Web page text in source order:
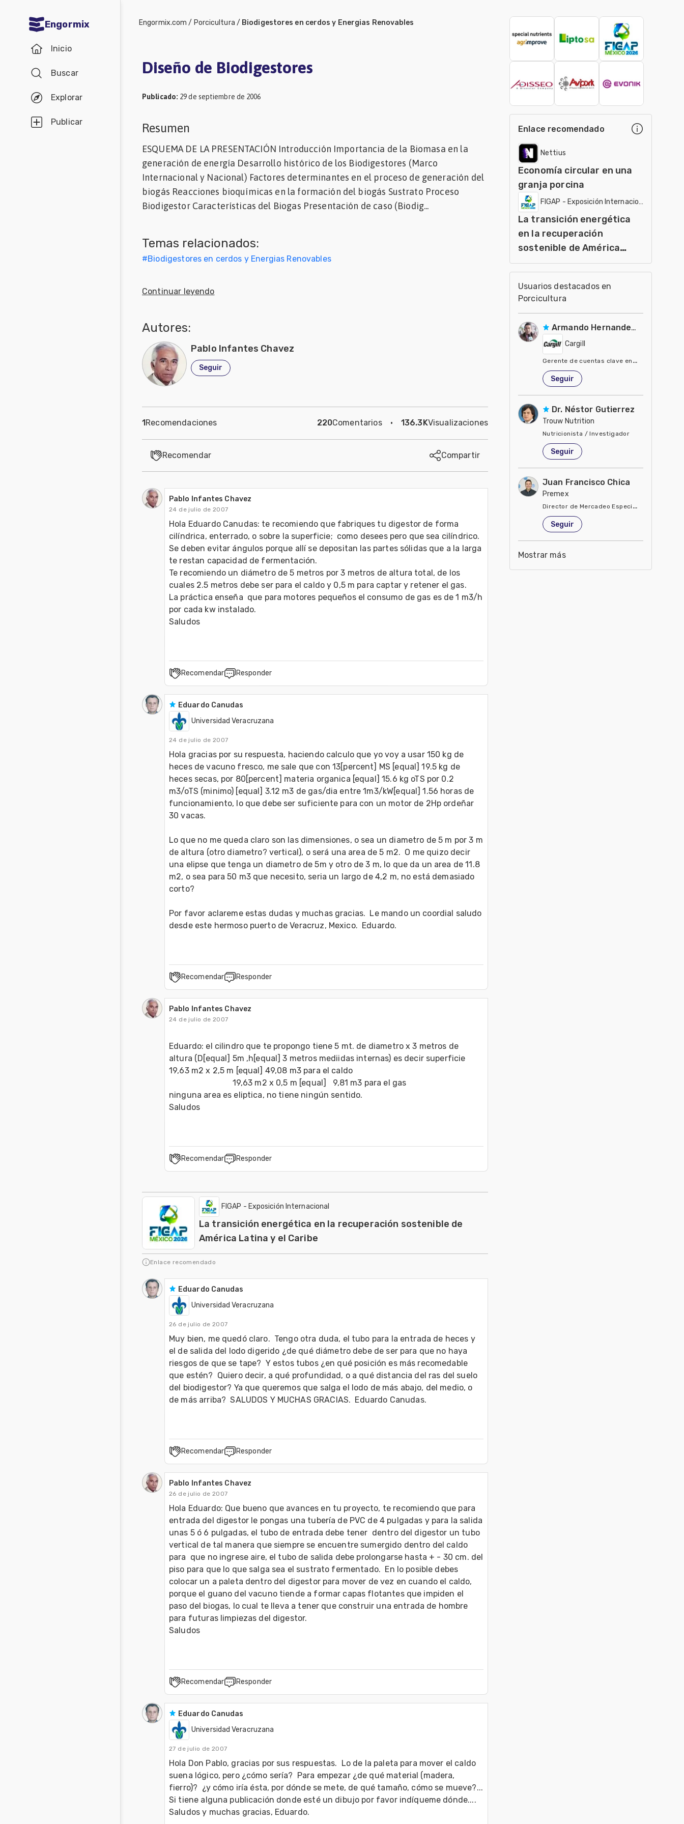
Engormix
Inicio
Buscar
Explorar
Publicar
Agricultura
Balanceados
Avicultura
Ganadería
Lechería
Micotoxinas
Mascotas
Engormix.com / Porcicultura / Biodigestores en cerdos y Energias Renovables
Diseño de Biodigestores
Publicado: 29 de septiembre de 2006
Resumen
ESQUEMA DE LA PRESENTACIÓN Introducción Importancia de la Biomasa en la
generación de energía Desarrollo histórico de los Biodigestores (Marco
Internacional y Nacional) Factores determinantes en el proceso de generación del
biogás Reacciones bioquímicas en la formación del biogás Sustrato Proceso
Biodigestor Características del Biogas Presentación de caso (Biodig...
Temas relacionados:
#Biodigestores en cerdos y Energias Renovables
Continuar leyendo
Autores:
Pablo Infantes Chavez
Seguir
1 Recomendaciones 220Comentarios · 136.3KVisualizaciones
Recomendar Compartir
Pablo Infantes Chavez
24 de julio de 2007
Hola Eduardo Canudas: te recomiendo que fabriques tu digestor de forma
cilíndrica, enterrado, o sobre la superficie;  como desees pero que sea cilíndrico.
Se deben evitar ángulos porque allí se depositan las partes sólidas que a la larga
te restan capacidad de fermentación.
Te recomiendo un diámetro de 5 metros por 3 metros de altura total, de los
cuales 2.5 metros debe ser para el caldo y 0,5 m para captar y retener el gas.
La práctica enseña  que para motores pequeños el consumo de gas es de 1 m3/h
por cada kw instalado.
Saludos
Recomendar Responder
Eduardo Canudas
Universidad Veracruzana
24 de julio de 2007
Hola gracias por su respuesta, haciendo calculo que yo voy a usar 150 kg de
heces de vacuno fresco, me sale que con 13[percent] MS [equal] 19.5 kg de
heces secas, por 80[percent] materia organica [equal] 15.6 kg oTS por 0.2
m3/oTS (minimo) [equal] 3.12 m3 de gas/dia entre 1m3/kW[equal] 1.56 horas de
funcionamiento, lo que debe ser suficiente para con un motor de 2Hp ordeñar
30 vacas.
Lo que no me queda claro son las dimensiones, o sea un diametro de 5 m por 3 m
de altura (otro diametro? vertical), o será una area de 5 m2.  O me quizo decir
una elipse que tenga un diametro de 5m y otro de 3 m, lo que da un area de 11.8
m2, o sea para 50 m3 que necesito, seria un largo de 4,2 m, no está demasiado
corto?
Por favor aclareme estas dudas y muchas gracias.  Le mando un coordial saludo
desde este hermoso puerto de Veracruz, Mexico.  Eduardo.
Recomendar Responder
Pablo Infantes Chavez
24 de julio de 2007
Eduardo: el cilindro que te propongo tiene 5 mt. de diametro x 3 metros de
altura (D[equal] 5m ,h[equal] 3 metros mediidas internas) es decir superficie
19,63 m2 x 2,5 m [equal] 49,08 m3 para el caldo
ninguna area es eliptica, no tiene ningún sentido.
Recomendar Responder
FIGAP - Exposición Internacional
La transición energética en la recuperación sostenible de
América Latina y el Caribe
Enlace recomendado
Eduardo Canudas
Universidad Veracruzana
26 de julio de 2007
Muy bien, me quedó claro.  Tengo otra duda, el tubo para la entrada de heces y
el de salida del lodo digerido ¿de qué diámetro debe de ser para que no haya
riesgos de que se tape?  Y estos tubos ¿en qué posición es más recomedable
que estén?  Quiero decir, a qué profundidad, o a qué distancia del ras del suelo
del biodigestor? Ya que queremos que salga el lodo de más abajo, del medio, o
de más arriba?  SALUDOS Y MUCHAS GRACIAS.  Eduardo Canudas.
Recomendar Responder
Pablo Infantes Chavez
26 de julio de 2007
Hola Eduardo: Que bueno que avances en tu proyecto, te recomiendo que para
entrada del digestor le pongas una tubería de PVC de 4 pulgadas y para la salida
unas 5 ó 6 pulgadas, el tubo de entrada debe tener  dentro del digestor un tubo
vertical de tal manera que siempre se encuentre sumergido dentro del caldo
para  que no ingrese aire, el tubo de salida debe prolongarse hasta + - 30 cm. del
piso para que lo que salga sea el sustrato fermentado.  En lo posible debes
colocar un a paleta dentro del digestor para mover de vez en cuando el caldo,
porque el guano del vacuno tiende a formar capas flotantes que impiden el
paso del biogas, lo cual te lleva a tener que construir una entrada de hombre
para futuras limpiezas del digestor.
Saludos
Recomendar Responder
Eduardo Canudas
Universidad Veracruzana
27 de julio de 2007
Hola Don Pablo, gracias por sus respuestas.  Lo de la paleta para mover el caldo
suena lógico, pero ¿cómo sería?  Para empezar ¿de qué material (madera,
fierro)?  ¿y cómo iría ésta, por dónde se mete, de qué tamaño, cómo se mueve?...
Si tiene alguna publicación donde esté un dibujo por favor indíqueme dónde....
Saludos y muchas gracias, Eduardo.
Enlace recomendado
Nettius
Economía circular en una
granja porcina
FIGAP - Exposición Internacional
La transición energética
en la recuperación
sostenible de América
Latina y el Caribe
Usuarios destacados en
Porcicultura
Armando Hernandez Silva
Cargill
Gerente de cuentas clave en Cargill
Estados Unidos de América
Seguir
Dr. Néstor Gutierrez
Trouw Nutrition
Nutricionista / Investigador
Estados Unidos de América
Seguir
Juan Francisco Chica
Premex
Director de Mercadeo Especialidades
Estados Unidos de América
Seguir
Mostrar más